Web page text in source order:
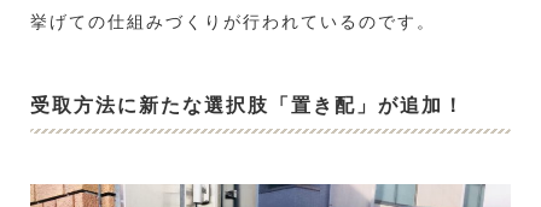
挙げての仕組みづくりが行われているのです。
受取方法に新たな選択肢「置き配」が追加！